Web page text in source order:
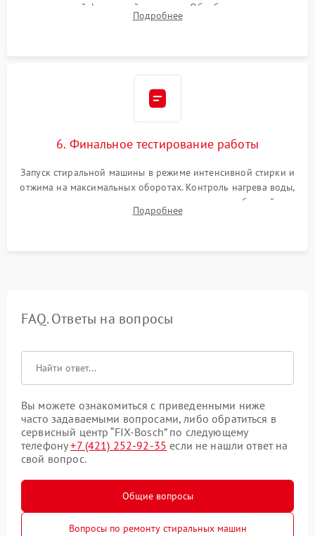
надежной фиксацией хомутами. Обработка стыков
герметиком для предотвращения возможных протечек воды.
Подробнее
6. Финальное тестирование работы
Запуск стиральной машины в режиме интенсивной стирки и
отжима на максимальных оборотах. Контроль нагрева воды,
корректности слива, отсутствия излишних вибраций,
посторонних стуков и протечек под корпусом.
Подробнее
FAQ. Ответы на вопросы
Вы можете ознакомиться с приведенными ниже
часто задаваемыми вопросами, либо обратиться в
сервисный центр “FIX-Bosch” по следующему
телефону+7 (421) 252-92-35 если не нашли ответ на
свой вопрос.
Общие вопросы
Вопросы по ремонту стиральных машин